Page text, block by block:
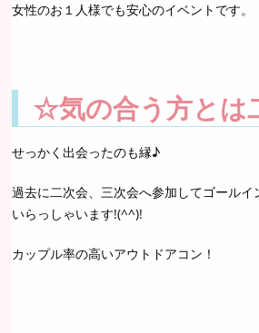
女性のお１人様でも安心のイベントです。
☆気の合う方とは
せっかく出会ったのも縁♪
過去に二次会、三次会へ参加してゴールイ
いらっしゃいます!(^^)!
カップル率の高いアウトドアコン！